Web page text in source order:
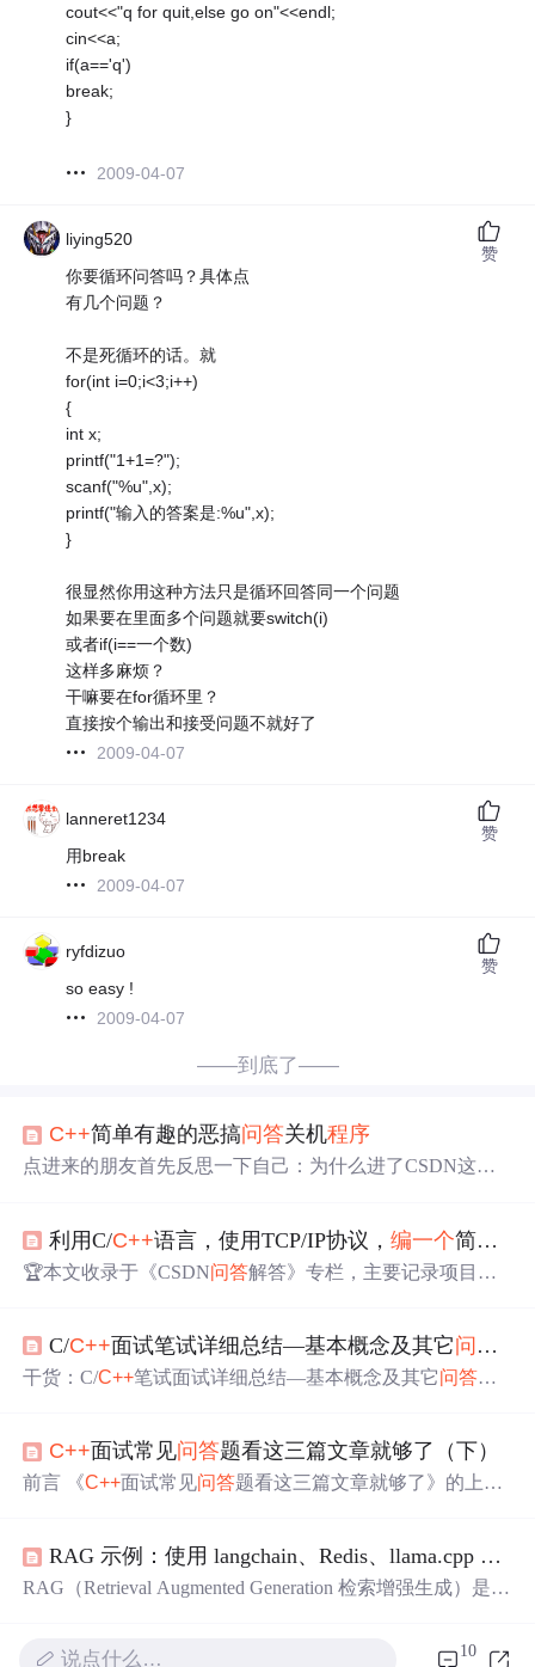
cout<<"q for quit,else go on"<<endl;
cin<<a;
if(a=='q')
break;
}
2009-04-07
liying520
你要循环问答吗？具体点
有几个问题？
不是死循环的话。就
for(int i=0;i<3;i++)
{
int x;
printf("1+1=?");
scanf("%u",x);
printf("输入的答案是:%u",x);
}
很显然你用这种方法只是循环回答同一个问题
如果要在里面多个问题就要switch(i)
或者if(i==一个数)
这样多麻烦？
干嘛要在for循环里？
直接按个输出和接受问题不就好了
2009-04-07
赞
lanneret1234
用break
2009-04-07
赞
ryfdizuo
so easy !
2009-04-07
赞
——到底了——
C++简单有趣的恶搞问答关机程序
点进来的朋友首先反思一下自己：为什么进了CSDN这样
无聊，五一假期显得无聊，看到高中班群实在安静决定写
个小程序恶搞一下班级同学。 闲话不多说，先来看一下效
出，如果你是我同学，估计你也应该开始...
利用C/C++语言，使用TCP/IP协议，编一个简易聊天
🏆本文收录于《CSDN问答解答》专栏，主要记录项目实
同时，欢迎大家关注&&收藏&&订阅！持续更新中，up！u
p！up！！
C/C++面试笔试详细总结—基本概念及其它问答
干货：C/C++笔试面试详细总结—基本概念及其它问答题
入 问答，仅为中等层面问答），整理总结不易，不点赞收
藏一波再走嘛? 文章目录干货：C/C++笔试面试详细总结—
def/define/endif 的作用？4、#include 与 #include “file.h”的
C++面试常见问答题看这三篇文章就够了（下）
前言 《C++面试常见问答题看这三篇文章就够了》的上篇
using namespace std; void fun1(int &x) { x++; } void fun2(int x)
{ x++; } int main() { int abc = 13; fun1(abc); printf("%.
RAG 示例：使用 langchain、Redis、llama.cpp 构建
RAG（Retrieval Augmented Generation 检索增强生成）是目
说点什么… 10